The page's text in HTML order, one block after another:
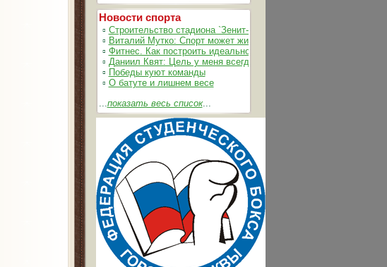
Новости спорта
▫ Строительство стадиона `Зенит-Арена` идет согласно графика
▫ Виталий Мутко: Спорт может жить без допинга
▫ Фитнес. Как построить идеальное тело
▫ Даниил Квят: Цель у меня всегда одна – выжимать из себя и
▫ Победы куют команды
▫ О батуте и лишнем весе
...показать весь список...